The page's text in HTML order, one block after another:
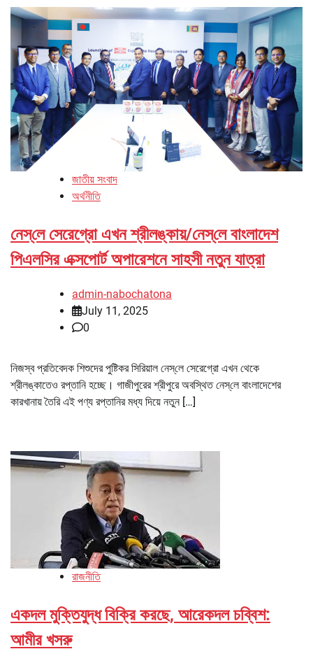
জাতীয় সংবাদ
অর্থনীতি
নেস্‌লে সেরেগ্রো এখন শ্রীলঙ্কায়/নেস্‌লে বাংলাদেশ
পিএলসির এক্সপোর্ট অপারেশনে সাহসী নতুন যাত্রা
admin-nabochatona
July 11, 2025
0
নিজস্ব প্রতিবেদক শিশুদের পুষ্টিকর সিরিয়াল নেস্‌লে সেরেগ্রো এখন থেকে
শ্রীলঙ্কাতেও রপ্তানি হচ্ছে। গাজীপুরের শ্রীপুরে অবস্থিত নেস্‌লে বাংলাদেশের
কারখানায় তৈরি এই পণ্য রপ্তানির মধ্য দিয়ে নতুন […]
রাজনীতি
একদল মুক্তিযুদ্ধ বিক্রি করছে, আরেকদল চব্বিশ:
আমীর খসরু